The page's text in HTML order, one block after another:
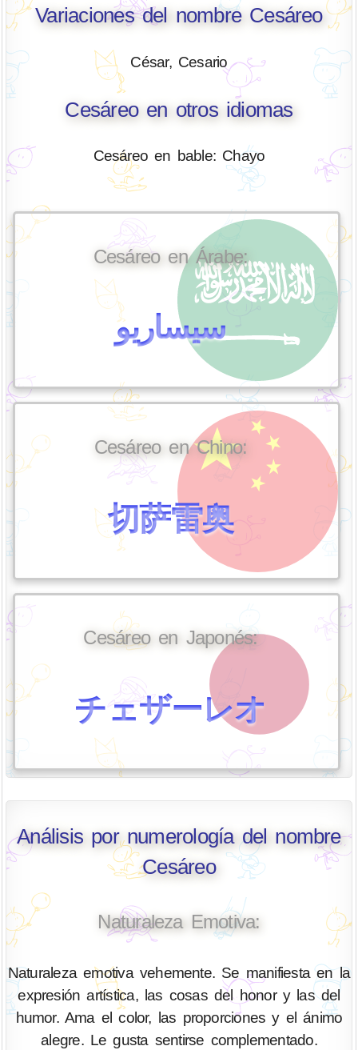
Variaciones del nombre Cesáreo
César, Cesario
Cesáreo en otros idiomas
Cesáreo en bable: Chayo
Cesáreo en Árabe:
سيساريو
Cesáreo en Chino:
切萨雷奥
Cesáreo en Japonés:
チェザーレオ
Análisis por numerología del nombre
Cesáreo
Naturaleza Emotiva:
Naturaleza emotiva vehemente. Se manifiesta en la
expresión artística, las cosas del honor y las del
humor. Ama el color, las proporciones y el ánimo
alegre. Le gusta sentirse complementado.